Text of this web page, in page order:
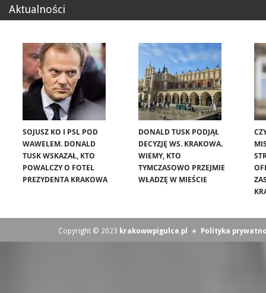
Aktualności
SOJUSZ KO I PSL POD
WAWELEM. DONALD
TUSK WSKAZAŁ, KTO
POWALCZY O FOTEL
PREZYDENTA KRAKOWA
DONALD TUSK PODJĄŁ
DECYZJĘ WS. KRAKOWA.
WIEMY, KTO
TYMCZASOWO PRZEJMIE
WŁADZĘ W MIEŚCIE
Copyright © 2023 krakowwpigulce.pl ∗ Polityka